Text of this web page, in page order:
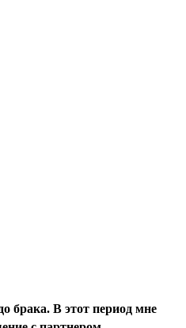
брака. В этот период мне